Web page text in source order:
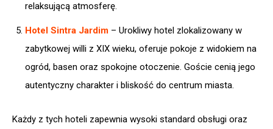
relaksującą atmosferę. ​
Hotel Sintra Jardim – Urokliwy hotel zlokalizowany w
zabytkowej willi z XIX wieku, oferuje pokoje z widokiem na
ogród, basen oraz spokojne otoczenie. Goście cenią jego
autentyczny charakter i bliskość do centrum miasta.
Każdy z tych hoteli zapewnia wysoki standard obsługi oraz